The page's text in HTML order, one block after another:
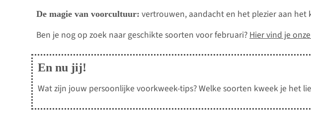
De magie van voorcultuur: vertrouwen, aandacht en het plezier aan
Ben je nog op zoek naar geschikte soorten voor februari?Hier vind je
En nu jij!
Wat zijn jouw persoonlijke voorkweek-tips? Welke soorten kweek je het